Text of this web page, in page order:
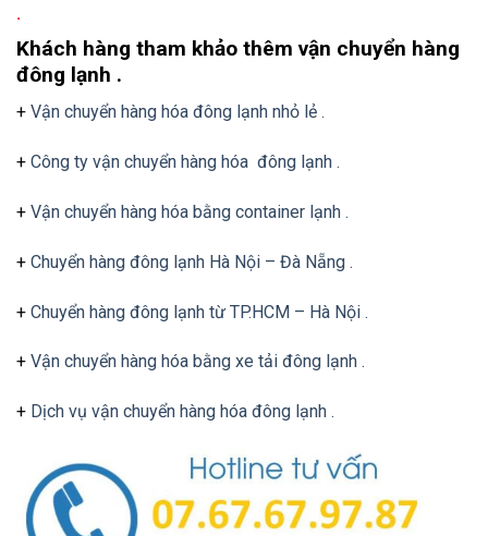
.
Khách hàng tham khảo thêm vận chuyển hàng
đông lạnh .
+ Vận chuyển hàng hóa đông lạnh nhỏ lẻ .
+ Công ty vận chuyển hàng hóa đông lạnh .
+ Vận chuyển hàng hóa bằng container lạnh .
+ Chuyển hàng đông lạnh Hà Nội – Đà Nẵng .
+ Chuyển hàng đông lạnh từ TP.HCM – Hà Nội .
+ Vận chuyển hàng hóa bằng xe tải đông lạnh .
+ Dịch vụ vận chuyển hàng hóa đông lạnh .